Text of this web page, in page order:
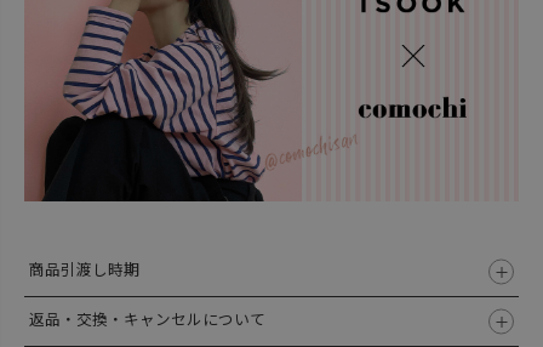
商品引渡し時期
返品・交換・キャンセルについて